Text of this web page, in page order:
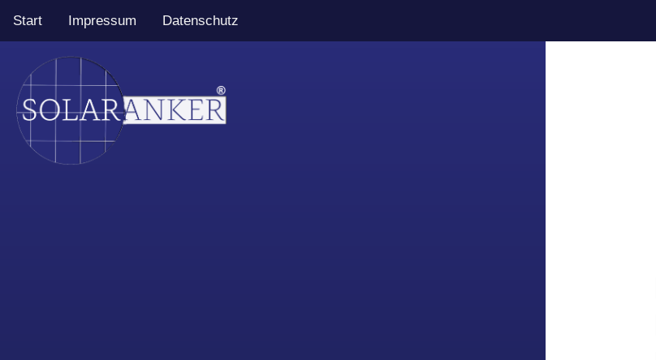
Start Impressum Datenschutz